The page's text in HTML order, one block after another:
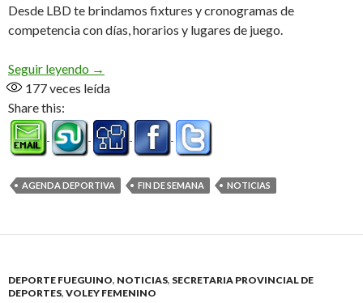
Desde LBD te brindamos fixtures y cronogramas de
competencia con días, horarios y lugares de juego.
Seguir leyendo Agenda Deportiva
→
177veces leída
Share this:
AGENDA DEPORTIVA FIN DE SEMANA NOTICIAS
DEPORTE FUEGUINO, NOTICIAS, SECRETARIA PROVINCIAL DE
DEPORTES, VOLEY FEMENINO